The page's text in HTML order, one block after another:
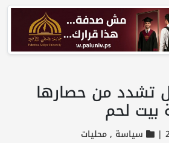
تشدد من حصارها
لحم
سياسة ,محليات